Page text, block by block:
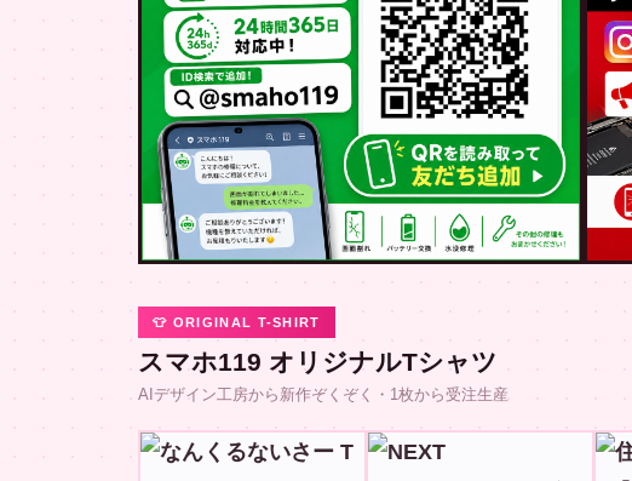
👕 ORIGINAL T-SHIRT
スマホ119 オリジナルTシャツ
AIデザイン工房から新作ぞくぞく・1枚から受注生産